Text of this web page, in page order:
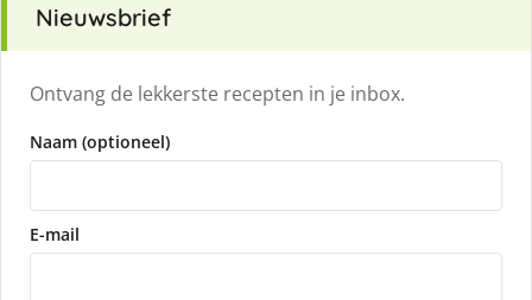
Nieuwsbrief
Ontvang de lekkerste recepten in je inbox.
Naam (optioneel)
E-mail